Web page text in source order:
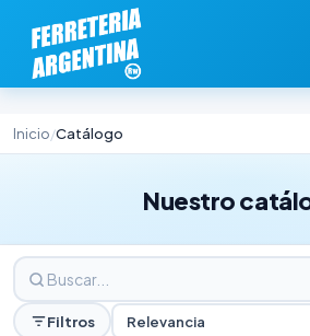
Inicio/Catálogo
Nuestro
Filtros Relevancia